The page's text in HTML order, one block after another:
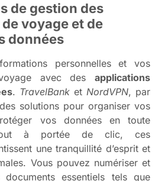
de gestion des
voyage et de
données
personnelles et vos
avec des applications
. TravelBank et NordVPN, par
solutions pour organiser vos
vos données en toute
à portée de clic, ces
une tranquillité d’esprit et
Vous pouvez numériser et
documents essentiels tels que